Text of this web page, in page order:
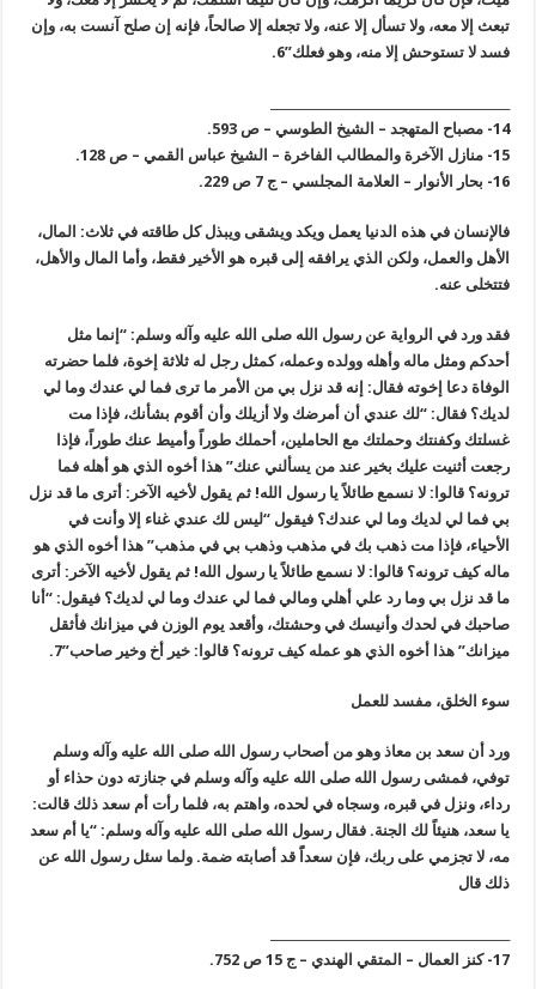
تبعث إلا معه، ولا تسأل إلا عنه، ولا تجعله إلا صالحاً، فإنه إن صلح آنست به، وإن
فسد لا تستوحش إلا منه، وهو فعلك”6.
14- مصباح المتهجد – الشيخ الطوسي – ص 593.
15- منازل الآخرة والمطالب الفاخرة – الشيخ عباس القمي – ص 128.
16- بحار الأنوار – العلامة المجلسي – ج 7 ص 229.
فالإنسان في هذه الدنيا يعمل ويكد ويشقى ويبذل كل طاقته في ثلاث: المال،
الأهل والعمل، ولكن الذي يرافقه إلى قبره هو الأخير فقط، وأما المال والأهل،
فتتخلى عنه.
فقد ورد في الرواية عن رسول الله صلى الله عليه وآله وسلم: “إنما مثل
أحدكم ومثل ماله وأهله وولده وعمله، كمثل رجل له ثلاثة إخوة، فلما حضرته
الوفاة دعا إخوته فقال: إنه قد نزل بي من الأمر ما ترى فما لي عندك وما لي
لديك؟ فقال: “لك عندي أن أمرضك ولا أزيلك وأن أقوم بشأنك، فإذا مت
غسلتك وكفنتك وحملتك مع الحاملين، أحملك طوراً وأميط عنك طوراً، فإذا
رجعت أثنيت عليك بخير عند من يسألني عنك” هذا أخوه الذي هو أهله فما
ترونه؟ قالوا: لا نسمع طائلاً يا رسول الله! ثم يقول لأخيه الآخر: أترى ما قد نزل
بي فما لي لديك وما لي عندك؟ فيقول “ليس لك عندي غناء إلا وأنت في
الأحياء، فإذا مت ذهب بك في مذهب وذهب بي في مذهب” هذا أخوه الذي هو
ماله كيف ترونه؟ قالوا: لا نسمع طائلاً يا رسول الله! ثم يقول لأخيه الآخر: أترى
ما قد نزل بي وما رد علي أهلي ومالي فما لي عندك وما لي لديك؟ فيقول: “أنا
صاحبك في لحدك وأنيسك في وحشتك، وأقعد يوم الوزن في ميزانك فأثقل
ميزانك” هذا أخوه الذي هو عمله كيف ترونه؟ قالوا: خير أخ وخير صاحب”7.
سوء الخلق، مفسد للعمل
ورد أن سعد بن معاذ وهو من أصحاب رسول الله صلى الله عليه وآله وسلم
توفي، فمشى رسول الله صلى الله عليه وآله وسلم في جنازته دون حذاء أو
رداء، ونزل في قبره، وسجاه في لحده، واهتم به، فلما رأت أم سعد ذلك قالت:
يا سعد، هنيئاً لك الجنة. فقال رسول الله صلى الله عليه وآله وسلم: “يا أم سعد
مه، لا تجزمي على ربك، فإن سعداًَ قد أصابته ضمة. ولما سئل رسول الله عن
ذلك قال
17- كنز العمال – المتقي الهندي – ج 15 ص 752.